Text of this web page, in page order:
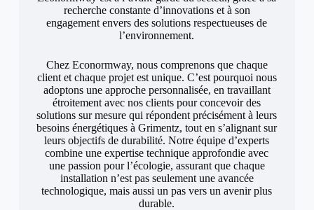
recherche constante d’innovations et à son
engagement envers des solutions respectueuses de
l’environnement.
Chez Econormway, nous comprenons que chaque
client et chaque projet est unique. C’est pourquoi nous
adoptons une approche personnalisée, en travaillant
étroitement avec nos clients pour concevoir des
solutions sur mesure qui répondent précisément à leurs
besoins énergétiques à Grimentz, tout en s’alignant sur
leurs objectifs de durabilité. Notre équipe d’experts
combine une expertise technique approfondie avec
une passion pour l’écologie, assurant que chaque
installation n’est pas seulement une avancée
technologique, mais aussi un pas vers un avenir plus
durable.